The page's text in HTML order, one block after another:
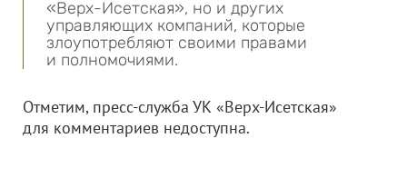
«Верх-Исетская», но и других
управляющих компаний, которые
злоупотребляют своими правами
и полномочиями.
Отметим, пресс-служба УК «Верх-Исетская»
для комментариев недоступна.